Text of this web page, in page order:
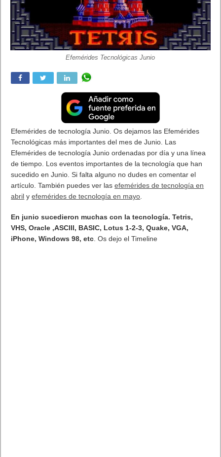
Efemérides Tecnológicas Junio
Efemérides de tecnología Junio. Os dejamos las Efemérides
Tecnológicas más importantes del mes de Junio. Las
Efemérides de tecnología Junio ordenadas por día y una línea
de tiempo. Los eventos importantes de la tecnología que han
sucedido en Junio. Si falta alguno no dudes en comentar el
artículo. También puedes ver lasefemérides de tecnología en
abril yefemérides de tecnología en mayo
En junio sucedieron muchas con la tecnología. Tetris,
VHS, Oracle ,ASCIII, BASIC, Lotus 1-2-3, Quake, VGA,
iPhone, Windows 98, etc . Os dejo el Timeline